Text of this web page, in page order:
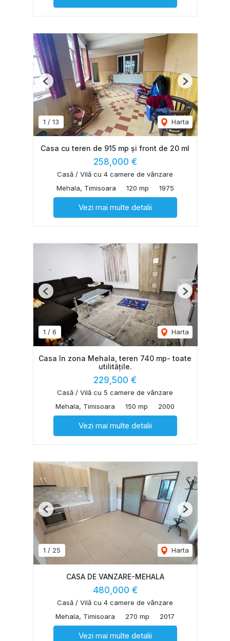
1 / 13 Harta
Previous Next
Casa cu teren de 915 mp și front de 20 ml
258,000 €
Casă / Vilă cu 4 camere de vânzare
Mehala, Timisoara
120 mp 1975
Vezi mai multe detalii
1 / 6 Harta
Previous Next
Casa în zona Mehala, teren 740 mp- toate
utilitățile.
229,500 €
Casă / Vilă cu 5 camere de vânzare
Mehala, Timisoara
150 mp 2000
Vezi mai multe detalii
1 / 25 Harta
Previous Next
CASA DE VANZARE-MEHALA
480,000 €
Casă / Vilă cu 4 camere de vânzare
Mehala, Timisoara
270 mp 2017
Vezi mai multe detalii